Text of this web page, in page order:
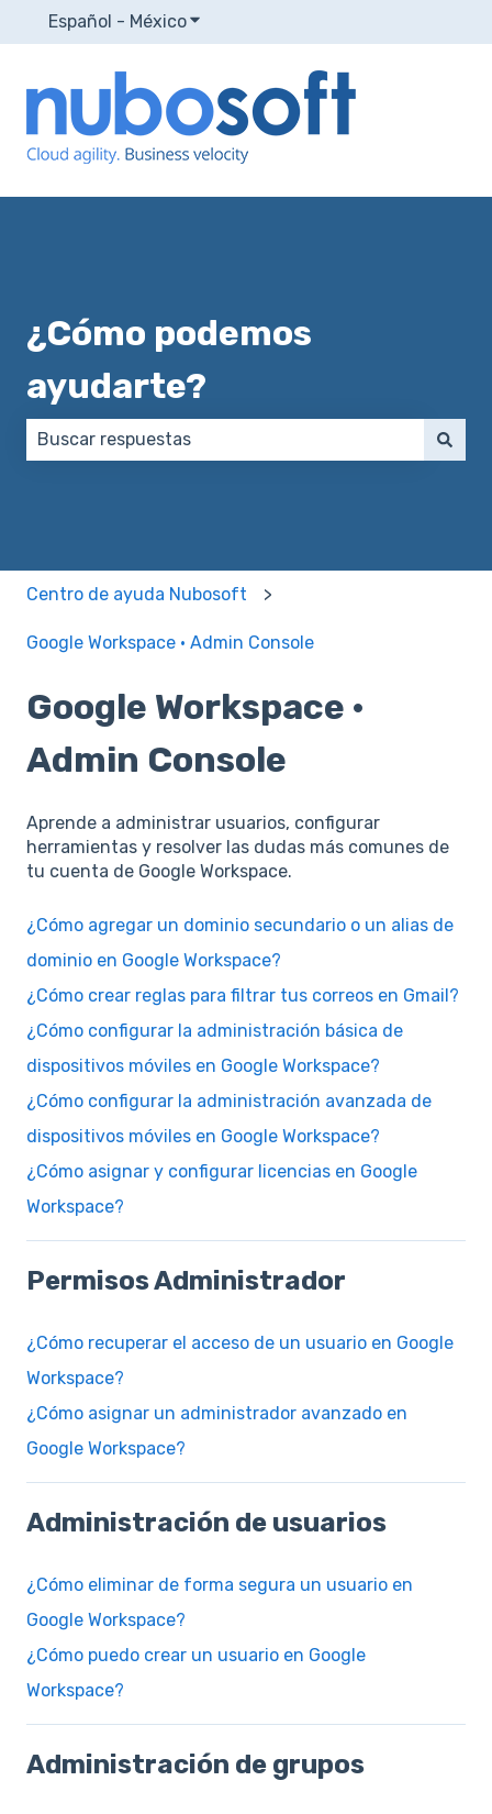
Español - MéxicoTraducciones de Mostrar submenú
¿Cómo podemos
ayudarte?
Centro de ayuda Nubosoft
Google Workspace · Admin Console
Google Workspace ·
Admin Console
Aprende a administrar usuarios, configurar
herramientas y resolver las dudas más comunes de
tu cuenta de Google Workspace.
¿Cómo agregar un dominio secundario o un alias de
dominio en Google Workspace?
¿Cómo crear reglas para filtrar tus correos en Gmail?
¿Cómo configurar la administración básica de
dispositivos móviles en Google Workspace?
¿Cómo configurar la administración avanzada de
dispositivos móviles en Google Workspace?
¿Cómo asignar y configurar licencias en Google
Workspace?
Permisos Administrador
¿Cómo recuperar el acceso de un usuario en Google
Workspace?
¿Cómo asignar un administrador avanzado en
Google Workspace?
Administración de usuarios
¿Cómo eliminar de forma segura un usuario en
Google Workspace?
¿Cómo puedo crear un usuario en Google
Workspace?
Administración de grupos